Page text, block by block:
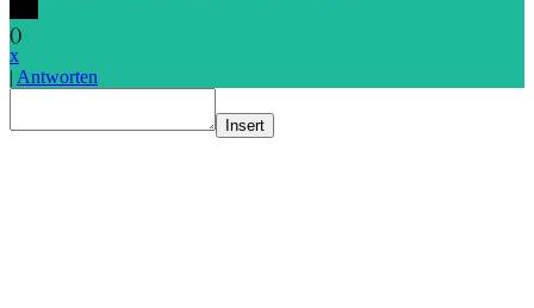
()
x
| Antworten
Insert